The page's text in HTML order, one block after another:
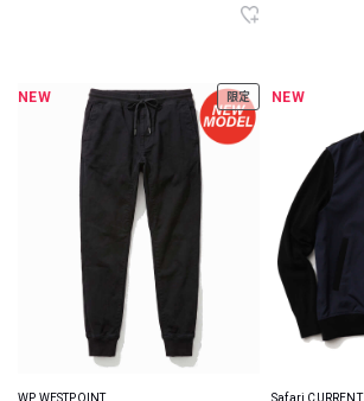
NEW 限定
WP WESTPOINT
NEW
Safari CURRENT